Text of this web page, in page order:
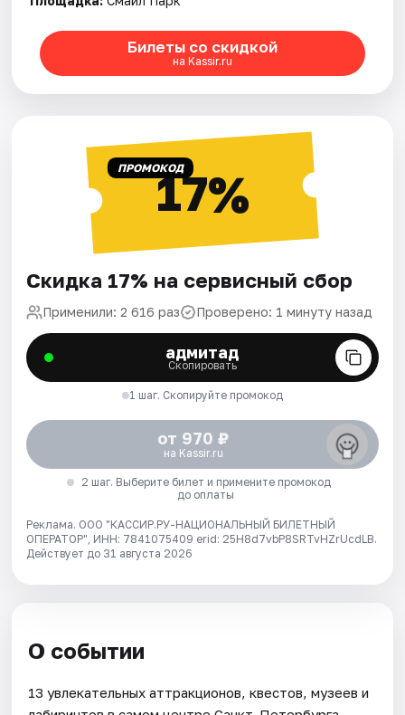
Билеты со скидкой
на Kassir.ru
ПРОМОКОД17%
Скидка 17% на сервисный сбор
Применили: 2 616 раз Проверено: 1 минуту назад
адмитад
Скопировать
1 шаг. Скопируйте промокод
от 970 ₽
на Kassir.ru
2 шаг. Выберите билет и примените промокод
до оплаты
Реклама. ООО "КАССИР.РУ-НАЦИОНАЛЬНЫЙ БИЛЕТНЫЙ
ОПЕРАТОР", ИНН: 7841075409 erid: 25H8d7vbP8SRTvHZrUcdLB.
Действует до 31 августа 2026
О событии
13 увлекательных аттракционов, квестов, музеев и